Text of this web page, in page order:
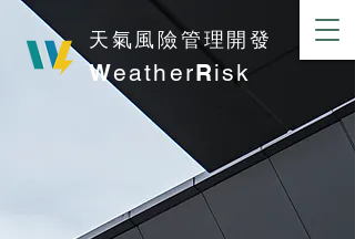
​天氣風險管理開發
WeatherRisk